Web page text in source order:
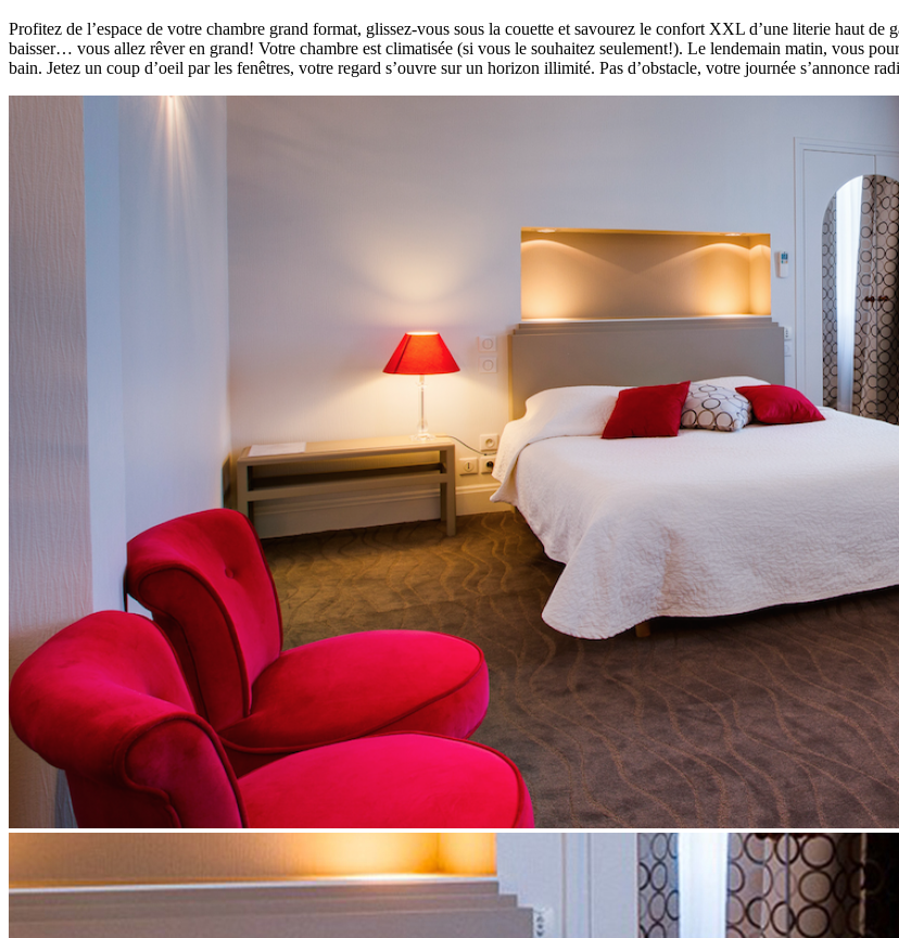
Profitez de l’espace de votre chambre grand format, glissez-vous sous la couette et savourez le confort XXL d’une literie haut de
baisser… vous allez rêver en grand! Votre chambre est climatisée (si vous le souhaitez seulement!). Le lendemain matin, vous
bain. Jetez un coup d’oeil par les fenêtres, votre regard s’ouvre sur un horizon illimité. Pas d’obstacle, votre journée s’annonce